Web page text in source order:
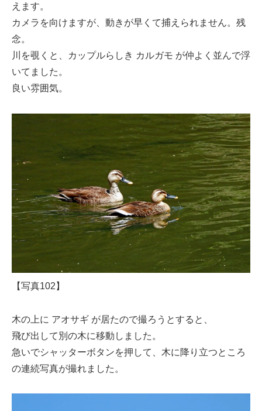
えます。
カメラを向けますが、動きが早くて捕えられません。残
念。
川を覗くと、カップルらしき カルガモ が仲よく並んで浮
いてました。
良い雰囲気。
【写真102】
木の上に アオサギ が居たので撮ろうとすると、
飛び出して別の木に移動しました。
急いでシャッターボタンを押して、木に降り立つところ
の連続写真が撮れました。